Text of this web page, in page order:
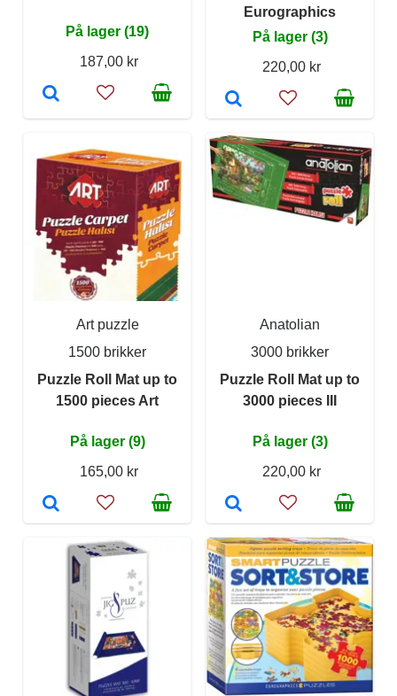
På lager (19)
187,00 kr
Eurographics
På lager (3)
220,00 kr
Art puzzle
1500 brikker
Puzzle Roll Mat up to
1500 pieces Art
På lager (9)
165,00 kr
Anatolian
3000 brikker
Puzzle Roll Mat up to
3000 pieces III
På lager (3)
220,00 kr